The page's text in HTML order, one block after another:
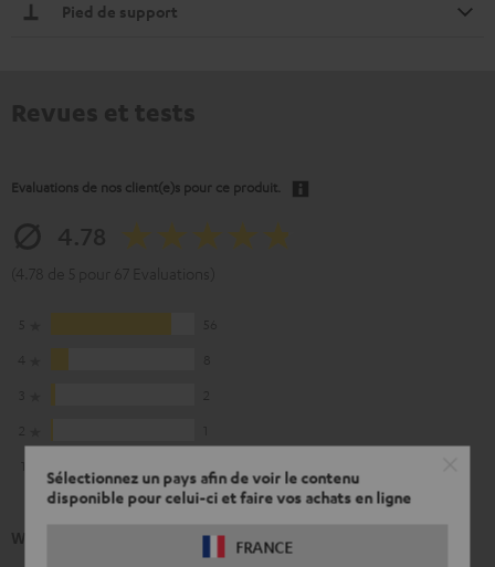
Sélectionnez un pays afin de voir le contenu
disponible pour celui-ci et faire vos achats en ligne
FRANCE
Pied de support
Evaluations de nos client(e)s pour ce produit.
What our customers are saying